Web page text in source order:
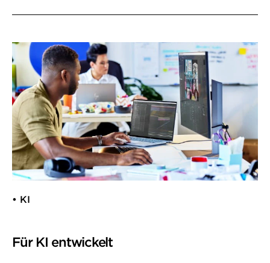
• KI​
Für KI entwickelt